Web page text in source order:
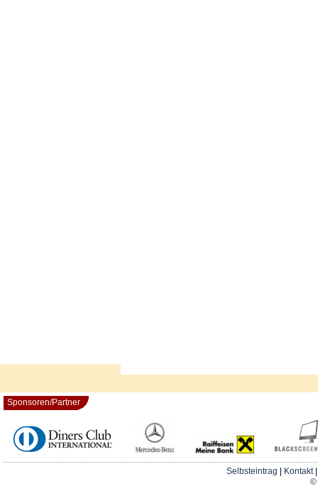
Sponsoren/Partner
Selbsteintrag Kontakt
©